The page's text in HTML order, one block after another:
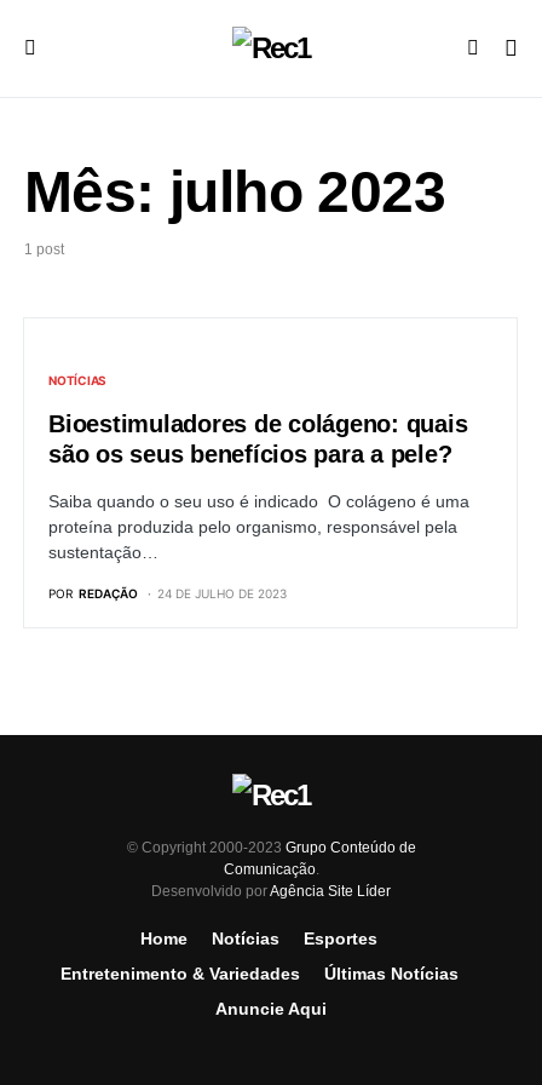
Mês: julho 2023
1 post
NOTÍCIAS
Bioestimuladores de colágeno: quais
são os seus benefícios para a pele?
Saiba quando o seu uso é indicado O colágeno é uma
proteína produzida pelo organismo, responsável pela
sustentação…
POR REDAÇÃO 24 DE JULHO DE 2023
© Copyright 2000-2023 Grupo Conteúdo de
Comunicação.
Desenvolvido porAgência Site Líder
Home Notícias
Esportes
Entretenimento & Variedades
Últimas Notícias
Anuncie Aqui